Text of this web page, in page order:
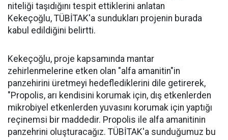
niteliği taşıdığını tespit ettiklerini anlatan
Kekeçoğlu, TÜBİTAK'a sundukları projenin burada
kabul edildiğini belirtti.
Kekeçoğlu, proje kapsamında mantar
zehirlenmelerine etken olan "alfa amanitin"in
panzehirini üretmeyi hedeflediklerini dile getirerek,
"Propolis, arı kendisini korumak için, dış etkenlerden
mikrobiyel etkenlerden yuvasını korumak için yaptığı
reçinemsi bir maddedir. Propolis ile alfa amanitinin
panzehrini oluşturacağız. TÜBİTAK'a sunduğumuz bu